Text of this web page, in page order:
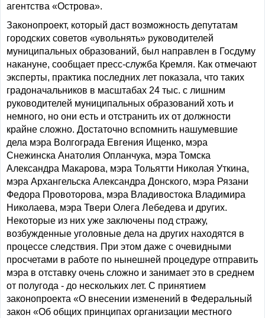
агентства «Острова».
Законопроект, который даст возможность депутатам
городских советов «увольнять» руководителей
муниципальных образований, был направлен в Госдуму
накануне, сообщает пресс-служба Кремля. Как отмечают
эксперты, практика последних лет показала, что таких
градоначальников в масштабах 24 тыс. с лишним
руководителей муниципальных образований хоть и
немного, но они есть и отстранить их от должности
крайне сложно. Достаточно вспомнить нашумевшие
дела мэра Волгограда Евгения Ищенко, мэра
Снежинска Анатолия Опланчука, мэра Томска
Александра Макарова, мэра Тольятти Николая Уткина,
мэра Архангельска Александра Донского, мэра Рязани
Федора Провоторова, мэра Владивостока Владимира
Николаева, мэра Твери Олега Лебедева и других.
Некоторые из них уже заключены под стражу,
возбужденные уголовные дела на других находятся в
процессе следствия. При этом даже с очевидными
просчетами в работе по нынешней процедуре отправить
мэра в отставку очень сложно и занимает это в среднем
от полугода - до нескольких лет. С принятием
законопроекта «О внесении изменений в Федеральный
закон «Об общих принципах организации местного